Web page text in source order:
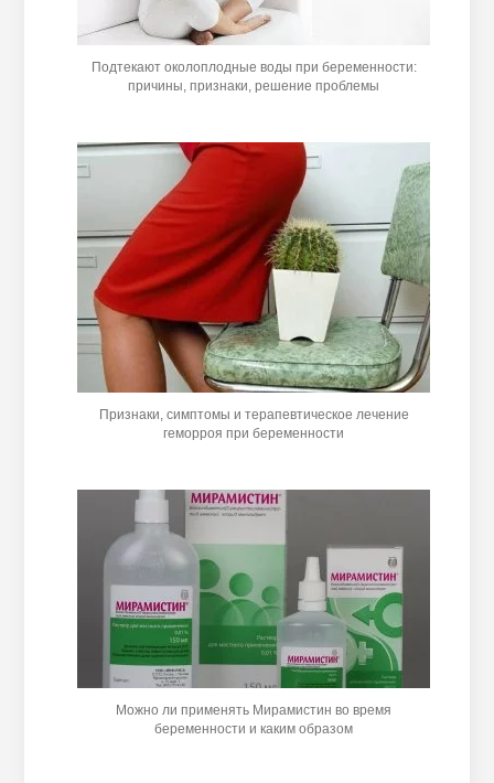
Подтекают околоплодные воды при беременности:
причины, признаки, решение проблемы
Признаки, симптомы и терапевтическое лечение
геморроя при беременности
Можно ли применять Мирамистин во время
беременности и каким образом